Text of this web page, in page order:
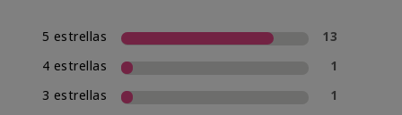
5 estrellas
13
4 estrellas
1
3 estrellas
1